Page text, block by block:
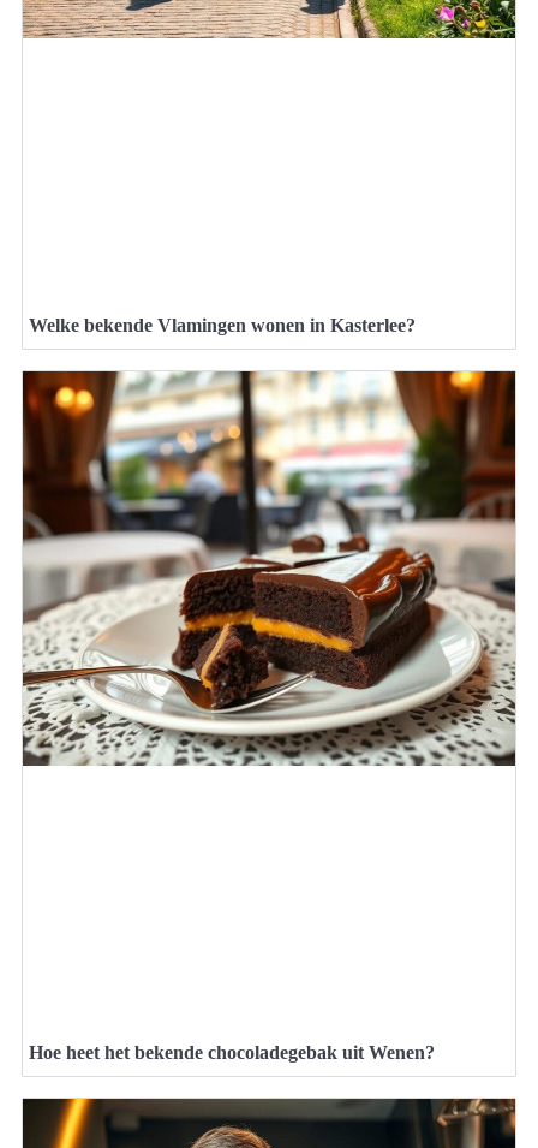
Welke bekende Vlamingen wonen in Kasterlee?
Hoe heet het bekende chocoladegebak uit Wenen?